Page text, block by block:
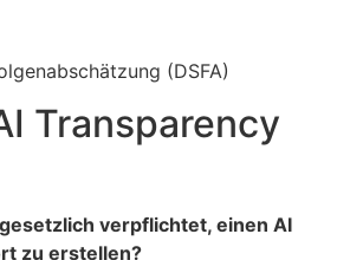
(DSFA)
Transparency
verpflichtet, einen AI
zu erstellen?